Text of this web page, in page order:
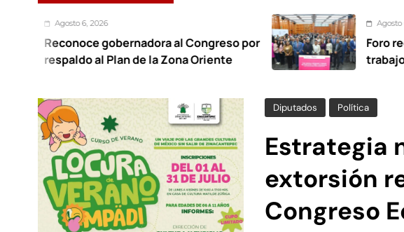
gobernadora al Congreso por
al Plan de la Zona Oriente
Agosto 6, 2026
Foro regional exige
trabajo infantil en
Diputados Política
Estrategia
extorsión
Congreso